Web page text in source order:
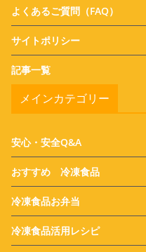
よくあるご質問（FAQ）
サイトポリシー
記事一覧
メインカテゴリー
安心・安全Q&A
おすすめ 冷凍食品
冷凍食品お弁当
冷凍食品活用レシピ